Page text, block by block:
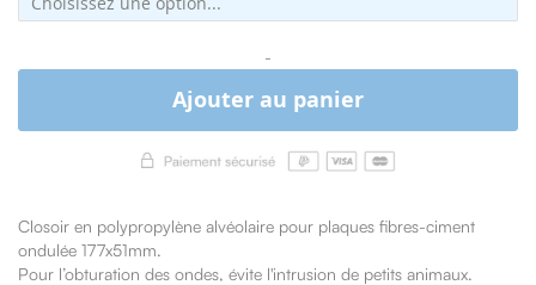
-
Ajouter au panier
Closoir en polypropylène alvéolaire pour plaques fibres-ciment
ondulée 177x51mm.
Pour l’obturation des ondes, évite l'intrusion de petits animaux.